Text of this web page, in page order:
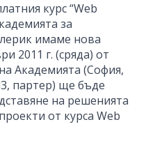
курс “Web
за
имаме нова
2011 г. (сряда) от
Академията (София,
партер) ще бъде
на решенията
от курса Web